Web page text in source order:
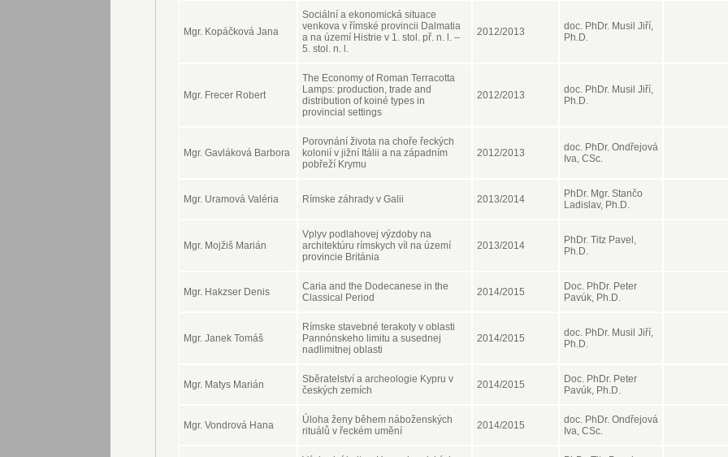
Mgr. Kopáčková Jana
Sociální a ekonomická situace
venkova v římské provincii Dalmatia
a na území Histrie v 1. stol. př. n. l. –
5. stol. n. l.
2012/2013
doc. PhDr. Musil Jiří,
Ph.D.
Mgr. Frecer Robert
The Economy of Roman Terracotta
Lamps: production, trade and
distribution of koiné types in
provincial settings
2012/2013
doc. PhDr. Musil Jiří,
Ph.D.
Mgr. Gavláková Barbora
Porovnání života na choře řeckých
kolonií v jižní Itálii a na západním
pobřeží Krymu
2012/2013
doc. PhDr. Ondřejová
Iva, CSc.
Mgr. Uramová Valéria Rímske záhrady v Galii 2013/2014
PhDr. Mgr. Stančo
Ladislav, Ph.D.
Mgr. Mojžiš Marián
Vplyv podlahovej výzdoby na
architektúru rímskych víl na území
provincie Británia
2013/2014
PhDr. Titz Pavel,
Ph.D.
Mgr. Hakzser Denis
Caria and the Dodecanese in the
Classical Period
2014/2015
Doc. PhDr. Peter
Pavúk, Ph.D.
Mgr. Janek Tomáš
Rímske stavebné terakoty v oblasti
Pannónskeho limitu a susednej
nadlimitnej oblasti
2014/2015
doc. PhDr. Musil Jiří,
Ph.D.
Mgr. Matys Marián
Sběratelství a archeologie Kypru v
českých zemích
2014/2015
Doc. PhDr. Peter
Pavúk, Ph.D.
Mgr. Vondrová Hana
Úloha ženy během náboženských
rituálů v řeckém umění
2014/2015
doc. PhDr. Ondřejová
Iva, CSc.